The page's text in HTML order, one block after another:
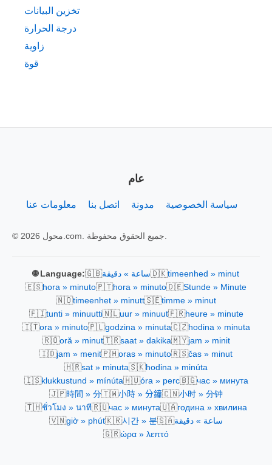
تخزين البيانات
درجة الحرارة
زاوية
قوة
عام
معلومات عنا اتصل بنا مدونة سياسة الخصوصية
🌐 Language:🇬🇧ساعة » دقيقة🇩🇰timeenhed » minut
🇪🇸hora » minuto🇵🇹hora » minuto🇩🇪Stunde » Minute
🇳🇴timeenhet » minutt🇸🇪timme » minut
🇫🇮tunti » minuutti🇳🇱uur » minuut🇫🇷heure » minute
🇮🇹ora » minuto🇵🇱godzina » minuta🇨🇿hodina » minuta
🇷🇴oră » minut🇹🇷saat » dakika🇲🇾jam » minit
🇮🇩jam » menit🇵🇭oras » minuto🇷🇸čas » minut
🇭🇷sat » minuta🇸🇰hodina » minúta
🇮🇸klukkustund » mínúta🇭🇺óra » perc🇧🇬час » минута
🇯🇵時間 » 分🇹🇼小時 » 分鐘🇨🇳小时 » 分钟
🇹🇭ชั่วโมง » นาที🇷🇺час » минута🇺🇦година » хвилина
🇻🇳giờ » phút🇰🇷시간 » 분🇸🇦ساعة » دقيقة
🇬🇷ώρα » λεπτό